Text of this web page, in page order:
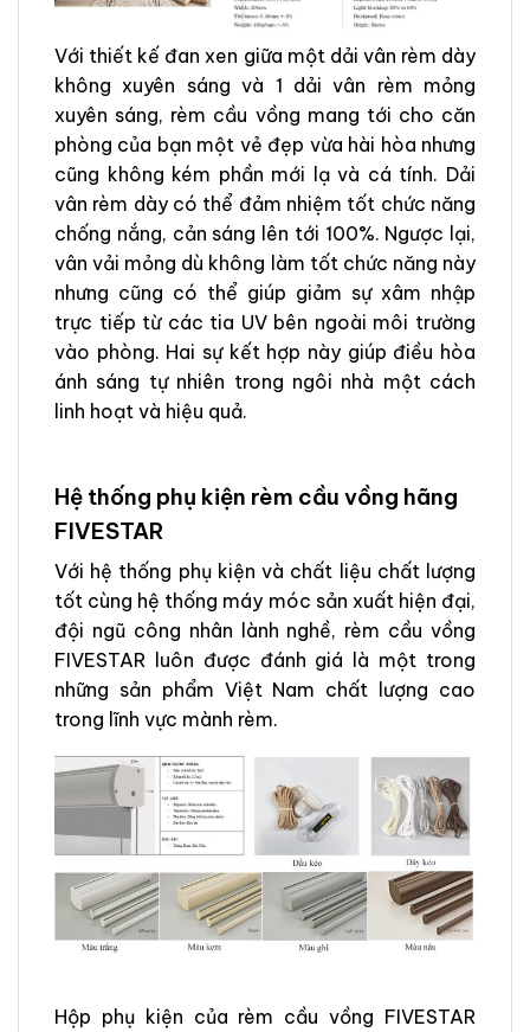
Với thiết kế đan xen giữa một dải vân rèm dày
không xuyên sáng và 1 dải vân rèm mỏng
xuyên sáng, rèm cầu vồng mang tới cho căn
phòng của bạn một vẻ đẹp vừa hài hòa nhưng
cũng không kém phần mới lạ và cá tính. Dải
vân rèm dày có thể đảm nhiệm tốt chức năng
chống nắng, cản sáng lên tới 100%. Ngược lại,
vân vải mỏng dù không làm tốt chức năng này
nhưng cũng có thể giúp giảm sự xâm nhập
trực tiếp từ các tia UV bên ngoài môi trường
vào phòng. Hai sự kết hợp này giúp điều hòa
ánh sáng tự nhiên trong ngôi nhà một cách
linh hoạt và hiệu quả.
Hệ thống phụ kiện rèm cầu vồng hãng
FIVESTAR
Với hệ thống phụ kiện và chất liệu chất lượng
tốt cùng hệ thống máy móc sản xuất hiện đại,
đội ngũ công nhân lành nghề, rèm cầu vồng
FIVESTAR luôn được đánh giá là một trong
những sản phẩm Việt Nam chất lượng cao
trong lĩnh vực mành rèm.
Hộp phụ kiện của rèm cầu vồng FIVESTAR